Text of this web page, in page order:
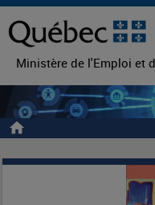
Ministère de l'Emploi et
home